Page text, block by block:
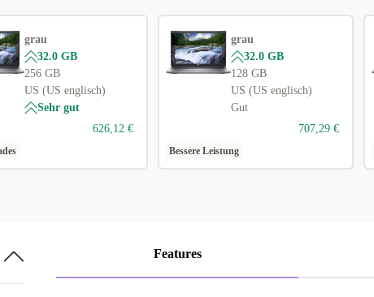
grau
32.0 GB
256 GB
US (US englisch)
Sehr gut
626,12 €
grau
32.0 GB
128 GB
US (US englisch)
Gut
707,29 €
Bessere Leistung
Features